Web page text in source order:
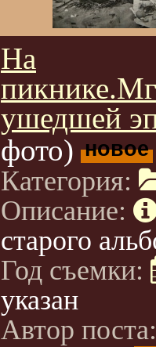
На
ушедшей
фото) новое
Категория:
Описание:
старого
Год съемки:
указан
Автор